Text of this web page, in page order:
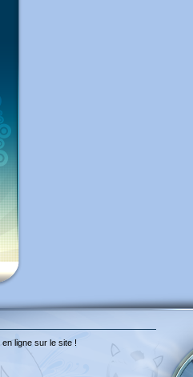
en ligne sur le site !